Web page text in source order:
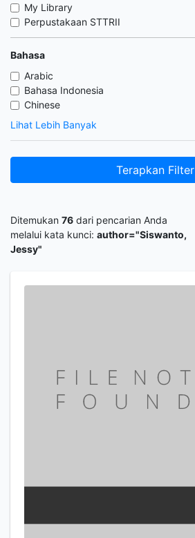
My Library
Perpustakaan STTRII
Bahasa
Arabic
Bahasa Indonesia
Chinese
Lihat Lebih Banyak
Terapkan Filter
Ditemukan 76 dari pencarian Anda
melalui kata kunci: author="Siswanto,
Jessy"